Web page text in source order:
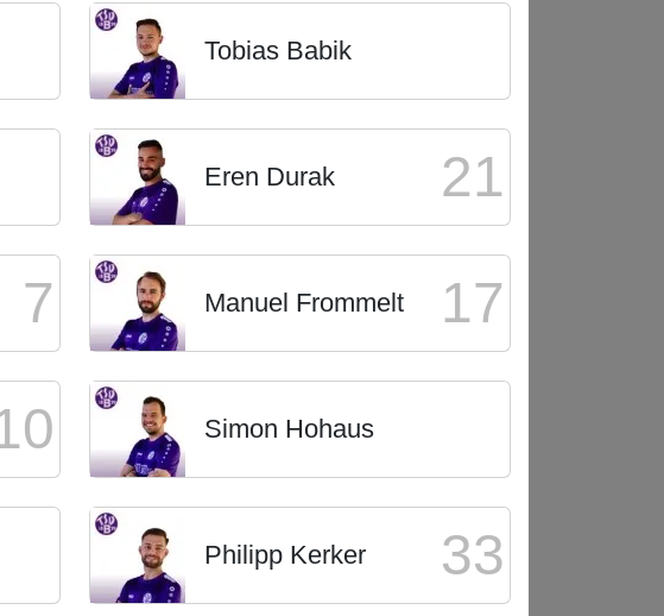
Tobias Babik
Eren Durak 21
7 Manuel Frommelt 17
Simon Hohaus
Philipp Kerker 33